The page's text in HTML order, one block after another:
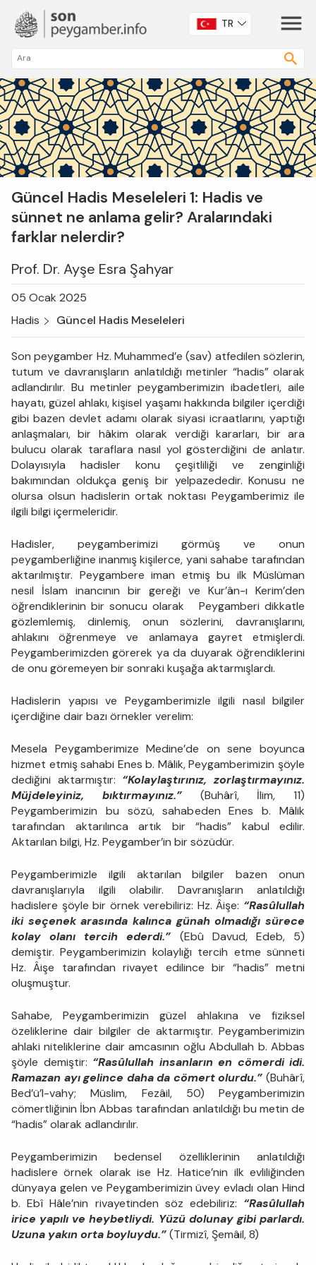
TR
Güncel Hadis Meseleleri 1: Hadis ve
sünnet ne anlama gelir? Aralarındaki
farklar nelerdir?
Prof. Dr. Ayşe Esra Şahyar
05 Ocak 2025
Hadis
Güncel Hadis Meseleleri
Son peygamber Hz. Muhammed’e (sav) atfedilen sözlerin,
tutum ve davranışların anlatıldığı metinler “hadis” olarak
adlandırılır. Bu metinler peygamberimizin ibadetleri, aile
hayatı, güzel ahlakı, kişisel yaşamı hakkında bilgiler içerdiği
gibi bazen devlet adamı olarak siyasi icraatlarını, yaptığı
anlaşmaları, bir hâkim olarak verdiği kararları, bir ara
bulucu olarak taraflara nasıl yol gösterdiğini de anlatır.
Dolayısıyla hadisler konu çeşitliliği ve zenginliği
bakımından oldukça geniş bir yelpazededir. Konusu ne
olursa olsun hadislerin ortak noktası Peygamberimiz ile
ilgili bilgi içermeleridir.
Hadisler, peygamberimizi görmüş ve onun
peygamberliğine inanmış kişilerce, yani sahabe tarafından
aktarılmıştır. Peygambere iman etmiş bu ilk Müslüman
nesil İslam inancının bir gereği ve Kur’ân-ı Kerim’den
öğrendiklerinin bir sonucu olarak Peygamberi dikkatle
gözlemlemiş, dinlemiş, onun sözlerini, davranışlarını,
ahlakını öğrenmeye ve anlamaya gayret etmişlerdi.
Peygamberimizden görerek ya da duyarak öğrendiklerini
de onu göremeyen bir sonraki kuşağa aktarmışlardı.
Hadislerin yapısı ve Peygamberimizle ilgili nasıl bilgiler
içerdiğine dair bazı örnekler verelim:
Mesela Peygamberimize Medine’de on sene boyunca
hizmet etmiş sahabi Enes b. Mâlik, Peygamberimizin şöyle
dediğini aktarmıştır: “Kolaylaştırınız, zorlaştırmayınız.
Müjdeleyiniz, bıktırmayınız.”(Buhârî, İlim, 11)
Peygamberimizin bu sözü, sahabeden Enes b. Mâlik
tarafından aktarılınca artık bir “hadis” kabul edilir.
Aktarılan bilgi, Hz. Peygamber’in bir sözüdür.
Peygamberimizle ilgili aktarılan bilgiler bazen onun
davranışlarıyla ilgili olabilir. Davranışların anlatıldığı
hadislere şöyle bir örnek verebiliriz: Hz. Âişe: “Rasûlullah
iki seçenek arasında kalınca günah olmadığı sürece
kolay olanı tercih ederdi.” (Ebû Davud, Edeb, 5)
demiştir. Peygamberimizin kolaylığı tercih etme sünneti
Hz. Âişe tarafından rivayet edilince bir “hadis” metni
oluşmuştur.
Sahabe, Peygamberimizin güzel ahlakına ve fiziksel
özeliklerine dair bilgiler de aktarmıştır. Peygamberimizin
ahlaki niteliklerine dair amcasının oğlu Abdullah b. Abbas
şöyle demiştir: “Rasûlullah insanların en cömerdi idi.
Ramazan ayı gelince daha da cömert olurdu.” (Buhârî,
Bed’ü’l-vahy; Müslim, Fezâil, 50) Peygamberimizin
cömertliğinin İbn Abbas tarafından anlatıldığı bu metin de
“hadis” olarak adlandırılır.
Peygamberimizin bedensel özelliklerinin anlatıldığı
hadislere örnek olarak ise Hz. Hatice’nin ilk evliliğinden
dünyaya gelen ve Peygamberimizin üvey evladı olan Hind
b. Ebî Hâle’nin rivayetinden söz edebiliriz: “Rasûlullah
irice yapılı ve heybetliydi. Yüzü dolunay gibi parlardı.
Uzuna yakın orta boyluydu.”(Tirmizî, Şemâil, 8)